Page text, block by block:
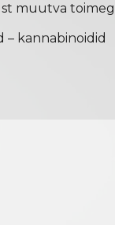
muutva
– kannabinoidid